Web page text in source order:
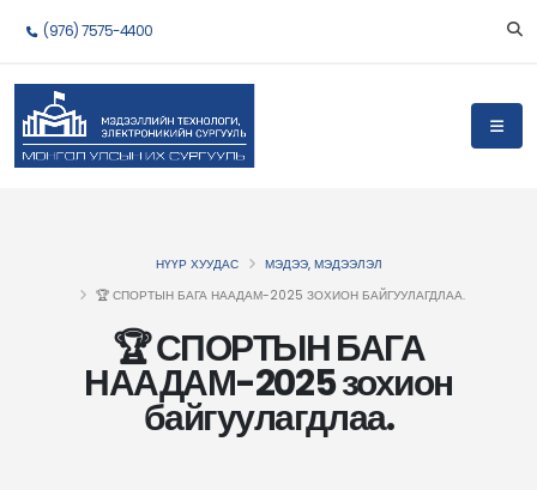
(976) 7575-4400
🏆 СПОРТЫН БАГА
НААДАМ-2025 зохион
байгуулагдлаа.
НҮҮР ХУУДАС
МЭДЭЭ, МЭДЭЭЛЭЛ
🏆 СПОРТЫН БАГА НААДАМ-2025 ЗОХИОН БАЙГУУЛАГДЛАА.